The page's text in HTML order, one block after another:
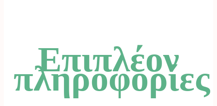
Επιπλέον
πληροφορίες